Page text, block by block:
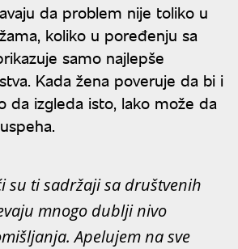
da problem nije toliko u
koliko u poređenju sa
samo najlepše
Kada žena poveruje da bi i
da izgleda isto, lako može da
su ti sadržaji sa društvenih
mnogo dublji nivo
Apelujem na sve